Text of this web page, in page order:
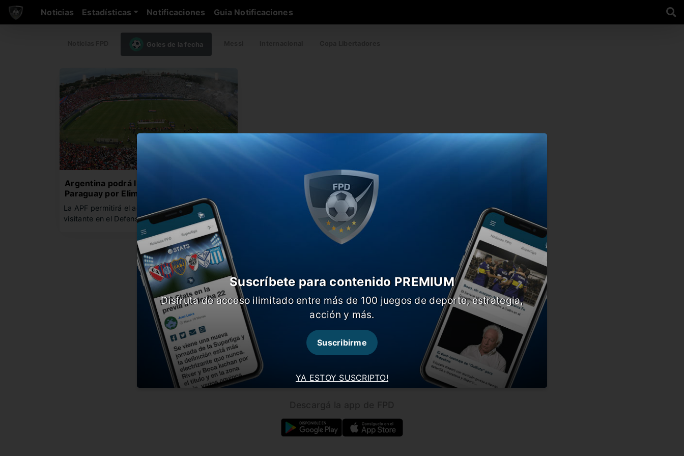
Noticias Estadísticas Notificaciones Guia Notificaciones
Goles de la fecha
Argentina podrá llevar hinchas a
Paraguay por Eliminatorias
La APF permitirá el acceso de parcialidad
visitante en el Defensores del…
CARGAR MÁS NOTICIAS
YA ESTOY SUSCRIPTO!
Suscríbete para contenido PREMIUM
Disfruta de acceso ilimitado entre más de 100 juegos de deporte, estrategia,
acción y más.
Suscribirme